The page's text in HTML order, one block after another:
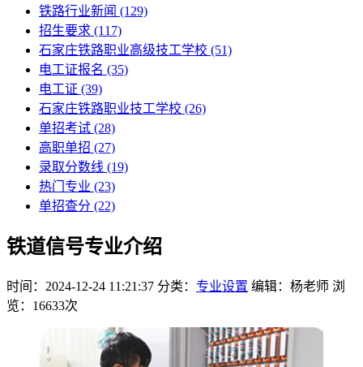
铁路行业新闻 (129)
招生要求 (117)
石家庄铁路职业高级技工学校​ (51)
电工证报名 (35)
电工证 (39)
石家庄铁路职业技工学校 (26)
单招考试 (28)
高职单招 (27)
录取分数线 (19)
热门专业 (23)
单招查分 (22)
铁道信号专业介绍
时间：2024-12-24 11:21:37 分类： 专业设置 编辑：杨老师 浏
览：16633次